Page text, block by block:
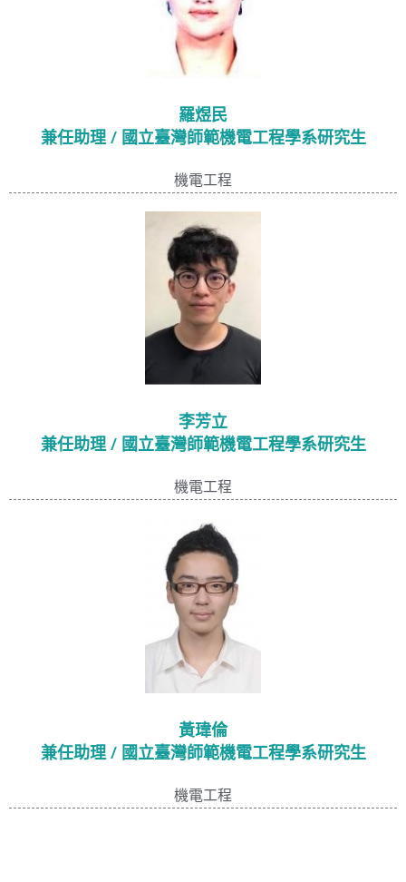
羅煜民
兼任助理 / 國立臺灣師範機電工程學系研究生
機電工程
李芳立
兼任助理 / 國立臺灣師範機電工程學系研究生
機電工程
黃瑋倫
兼任助理 / 國立臺灣師範機電工程學系研究生
機電工程